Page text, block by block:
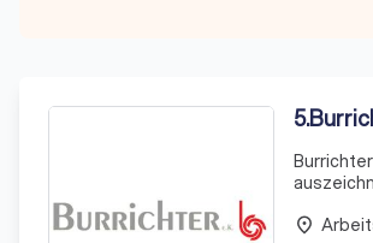
5.
Technik
place